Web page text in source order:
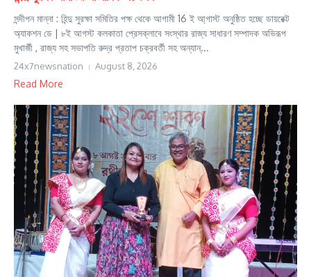
সন্দীপন মান্না : হিন্দু সুরক্ষা সমিতির পক্ষ থেকে আগামী 16 ই আ্গাস্ট অনুষ্ঠিত হচ্ছে ডায়রেক্ট
অ্যাকশন ডে | ৮ই আগস্ট কলকাতা প্রেসক্লাবে সংস্থার রাজ্য সাধারণ সম্পাদক অভিরূপ
মুখার্জী , রাজ্য সহ সভাপতি রুদ্র প্রতাপ চক্রবর্তী সহ অন্যান্...
24x7newsnation August 8, 2026
Read More